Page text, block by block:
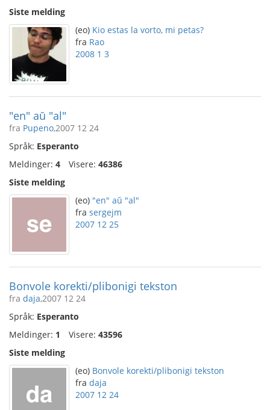
Siste melding
(eo) Kio estas la vorto, mi petas?
fra Rao
2008 1 3
"en" aŭ "al"
fra Pupeno,2007 12 24
Språk: Esperanto
Meldinger: 4 Visere: 46386
Siste melding
(eo) "en" aŭ "al"
fra sergejm
2007 12 25
Bonvole korekti/plibonigi tekston
fra daja,2007 12 24
Språk: Esperanto
Meldinger: 1 Visere: 43596
Siste melding
(eo) Bonvole korekti/plibonigi tekston
fra daja
2007 12 24